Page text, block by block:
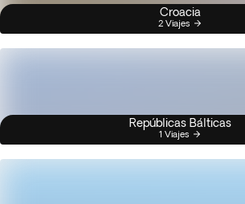
Croacia
2 Viajes
Repúblicas Bálticas
1 Viajes